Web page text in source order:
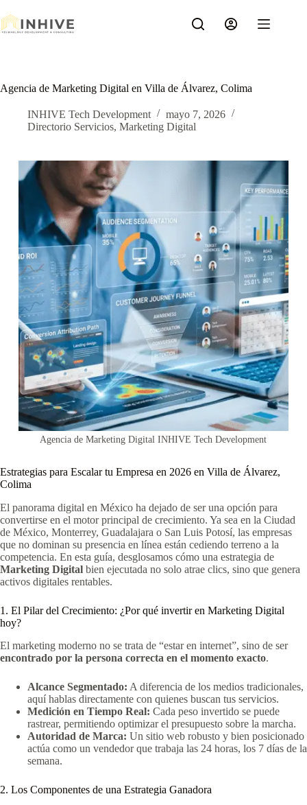
al
contenido
Agencia de Marketing Digital en Villa de Álvarez, Colima
INHIVE Tech Development
mayo 7, 2026
Directorio Servicios, Marketing Digital
Agencia de Marketing Digital INHIVE Tech Development
Estrategias para Escalar tu Empresa en 2026 en Villa de Álvarez,
Colima
El panorama digital en México ha dejado de ser una opción para
convertirse en el motor principal de crecimiento. Ya sea en la Ciudad
de México, Monterrey, Guadalajara o San Luis Potosí, las empresas
que no dominan su presencia en línea están cediendo terreno a la
competencia. En esta guía, desglosamos cómo una estrategia de
Marketing Digital bien ejecutada no solo atrae clics, sino que genera
activos digitales rentables.
1. El Pilar del Crecimiento: ¿Por qué invertir en Marketing Digital
hoy?
El marketing moderno no se trata de “estar en internet”, sino de ser
encontrado por la persona correcta en el momento exacto.
Alcance Segmentado: A diferencia de los medios tradicionales,
aquí hablas directamente con quienes buscan tus servicios.
Medición en Tiempo Real: Cada peso invertido se puede
rastrear, permitiendo optimizar el presupuesto sobre la marcha.
Autoridad de Marca: Un sitio web robusto y bien posicionado
actúa como un vendedor que trabaja las 24 horas, los 7 días de la
semana.
2. Los Componentes de una Estrategia Ganadora